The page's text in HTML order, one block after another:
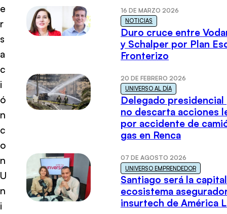
e
r
s
a
c
i
ó
n
c
o
n
U
n
i
16 DE MARZO 2026
NOTICIAS
Duro cruce entre
y Schalper por Plan
Fronterizo
20 DE FEBRERO 2026
UNIVERSO AL DÍA
Delegado presidencial
no descarta acciones
por accidente de
gas en Renca
07 DE AGOSTO 2026
UNIVERSO EMPRENDEDOR
Santiago será la
ecosistema
insurtech de América